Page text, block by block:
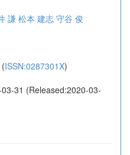
謙松本 建志 守谷 俊
(ISSN:0287301X)
31 (Released:2020-03-